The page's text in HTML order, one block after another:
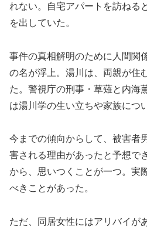
れない。自宅アパートを訪ねる
を出していた。
事件の真相解明のために人間関
の名が浮上。湯川は、両親が住
た。警視庁の刑事・草薙と内海
は湯川学の生い立ちや家族につ
今までの傾向からして、被害者
害される理由があったと予想で
から、思いつくことが一つ。実
べきことがあった。
ただ、同居女性にはアリバイが